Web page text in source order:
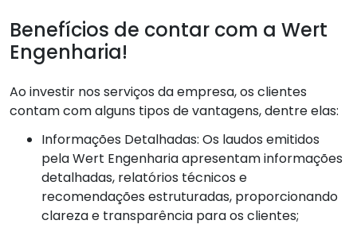
Benefícios de contar com a Wert
Engenharia!
Ao investir nos serviços da empresa, os clientes
contam com alguns tipos de vantagens, dentre elas:
Informações Detalhadas: Os laudos emitidos
pela Wert Engenharia apresentam informações
detalhadas, relatórios técnicos e
recomendações estruturadas, proporcionando
clareza e transparência para os clientes;